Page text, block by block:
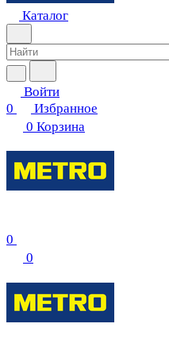
Каталог
Войти
0
Избранное
0 Корзина
0
0